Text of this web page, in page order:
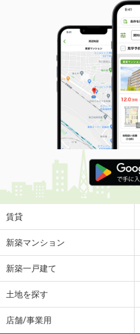
賃貸
新築マンション
新築一戸建て
土地を探す
店舗/事業用